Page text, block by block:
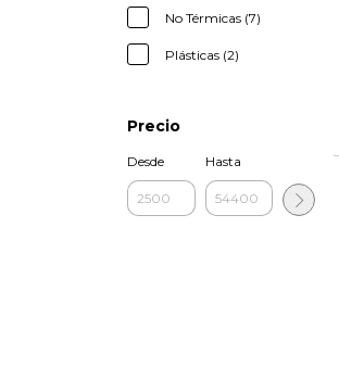
No Térmicas (7)
Plásticas (2)
Precio
Desde Hasta